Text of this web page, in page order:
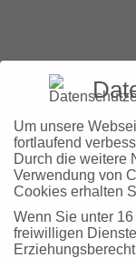
+49 7031 3048102
Um unsere
fortlaufend
Durch die weitere
Verwendung von
Cookies erhalten
Wenn Sie unter
freiwilligen